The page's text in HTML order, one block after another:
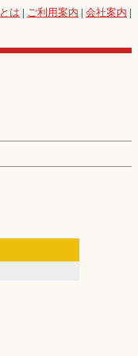
とは | ご利用案内 | 会社案内 |